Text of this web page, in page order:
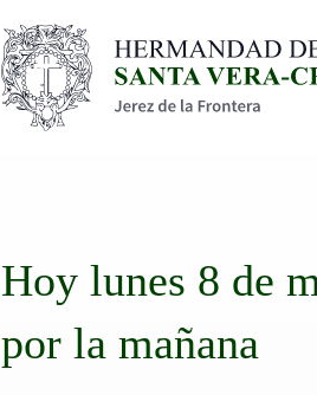
Hoy lunes 8 de
por la mañana